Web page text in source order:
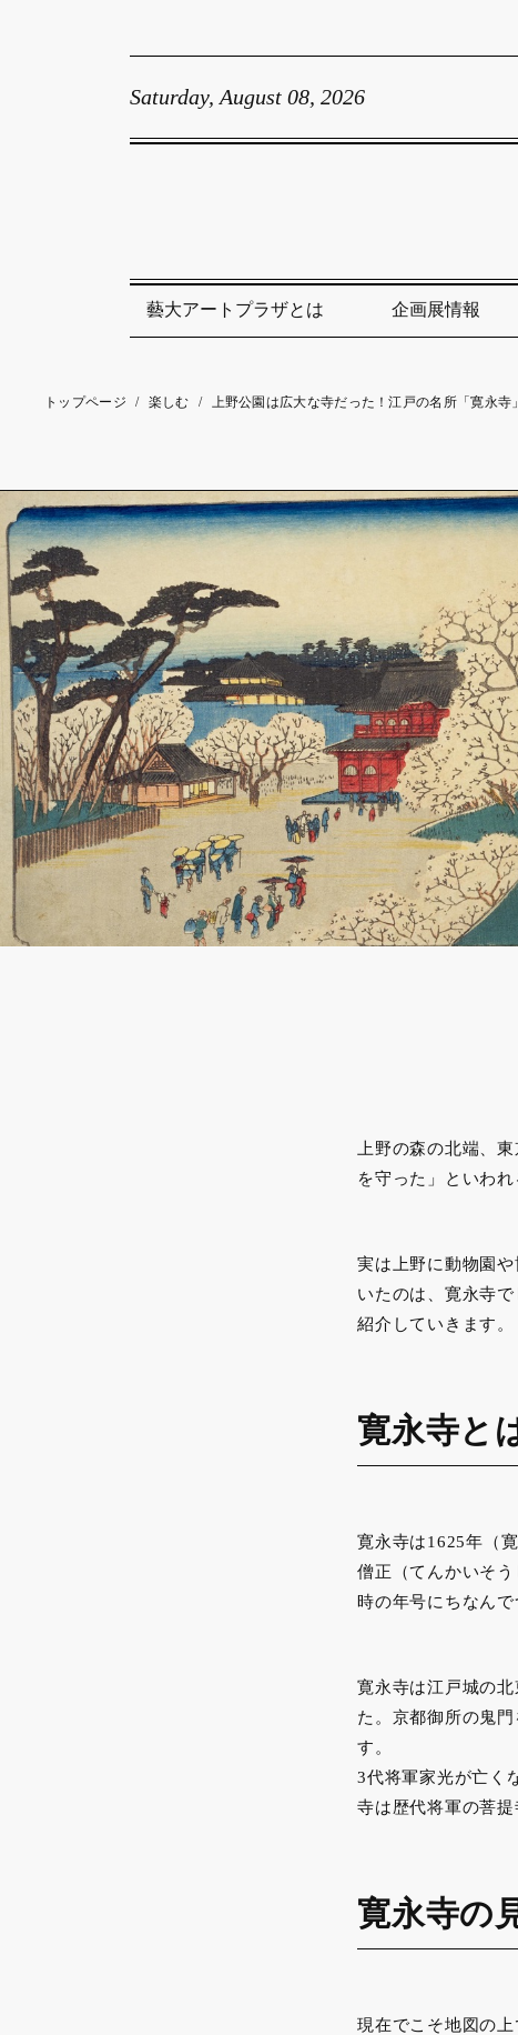
Saturday, August 08, 2026
藝大アートプラザとは 企画展情報
トップページ / 楽しむ / 上野公園は広大な寺だった！江戸の名所「寛永寺
上野の森の北端、
を守った」といわ
実は上野に動物園
いたのは、寛永寺
紹介していきます。
寛永寺と
寛永寺は1625年（
僧正（てんかいそ
時の年号にちなんで
寛永寺は江戸城の
た。京都御所の鬼
す。
3代将軍家光が亡く
寺は歴代将軍の菩提
寛永寺の
現在でこそ地図の